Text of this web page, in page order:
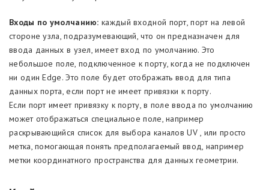
Входы по умолчанию: каждый входной порт, порт на левой
стороне узла, подразумевающий, что он предназначен для
ввода данных в узел, имеет вход по умолчанию. Это
небольшое поле, подключенное к порту, когда не подключен
ни один Edge. Это поле будет отображать ввод для типа
данных порта, если порт не имеет привязки к порту.
Если порт имеет привязку к порту, в поле ввода по умолчанию
может отображаться специальное поле, например
раскрывающийся список для выбора каналов UV , или просто
метка, помогающая понять предполагаемый ввод, например
метки координатного пространства для данных геометрии.